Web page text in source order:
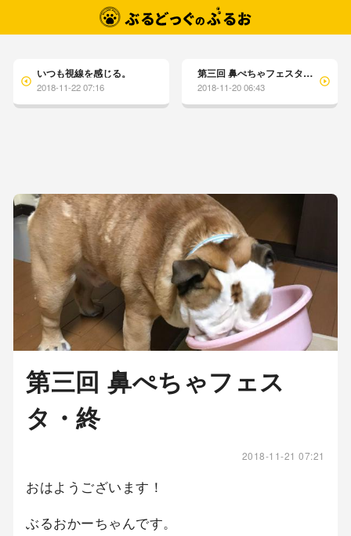
いつも視線を感じる。
2018-11-22 07:16
第三回 鼻ぺちゃフェスタ・其の弐
2018-11-20 06:43
第三回 鼻ぺちゃフェス
タ・終
2018-11-21 07:21
おはようございます！
ぶるおかーちゃんです。